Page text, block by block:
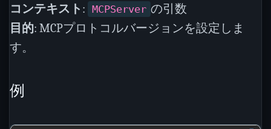
コンテキスト : MCPServer の引数
目的: MCPプロトコルバージョンを設定しま
す。
例